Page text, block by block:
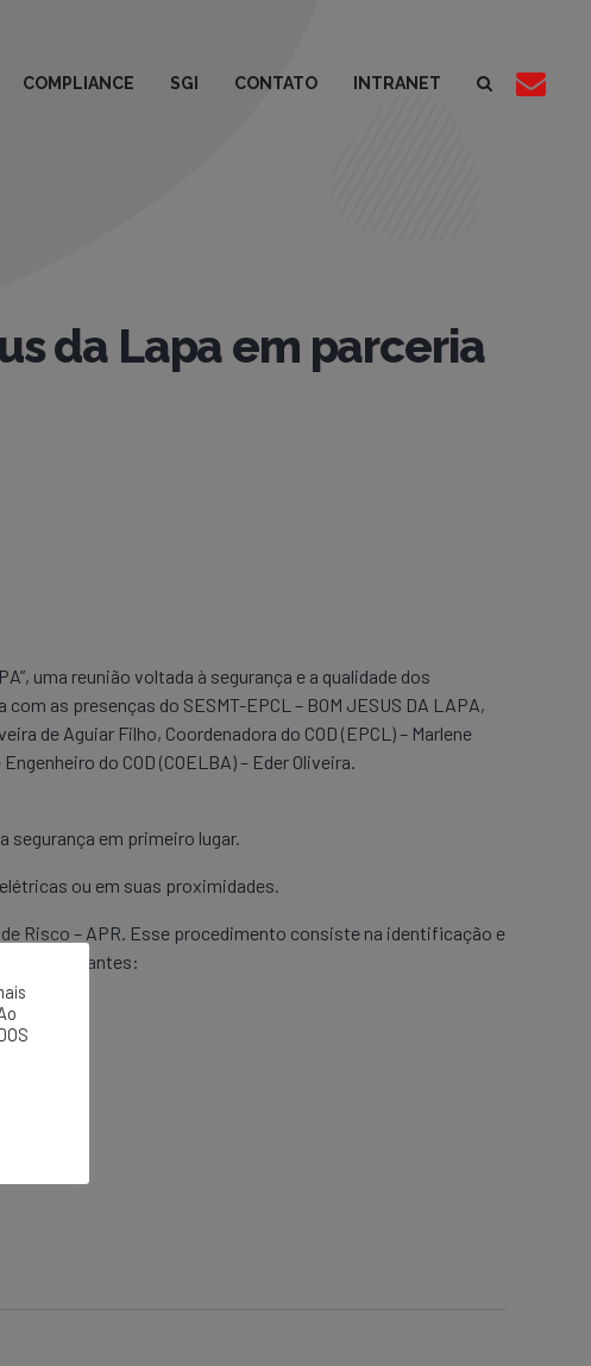
COMPLIANCE SGI CONTATO INTRANET
da Lapa em parceria
uma reunião voltada à segurança e a qualidade dos
as presenças do SESMT-EPCL – BOM JESUS DA LAPA,
de Aguiar Filho, Coordenadora do COD (EPCL) – Marlene
do COD (COELBA) – Eder Oliveira.
em primeiro lugar.
ou em suas proximidades.
de Risco – APR. Esse procedimento consiste na identificação e
importantes: